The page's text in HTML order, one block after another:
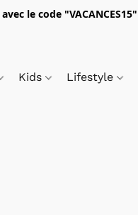
avec le code "VACANCES15"
Kids Lifestyle